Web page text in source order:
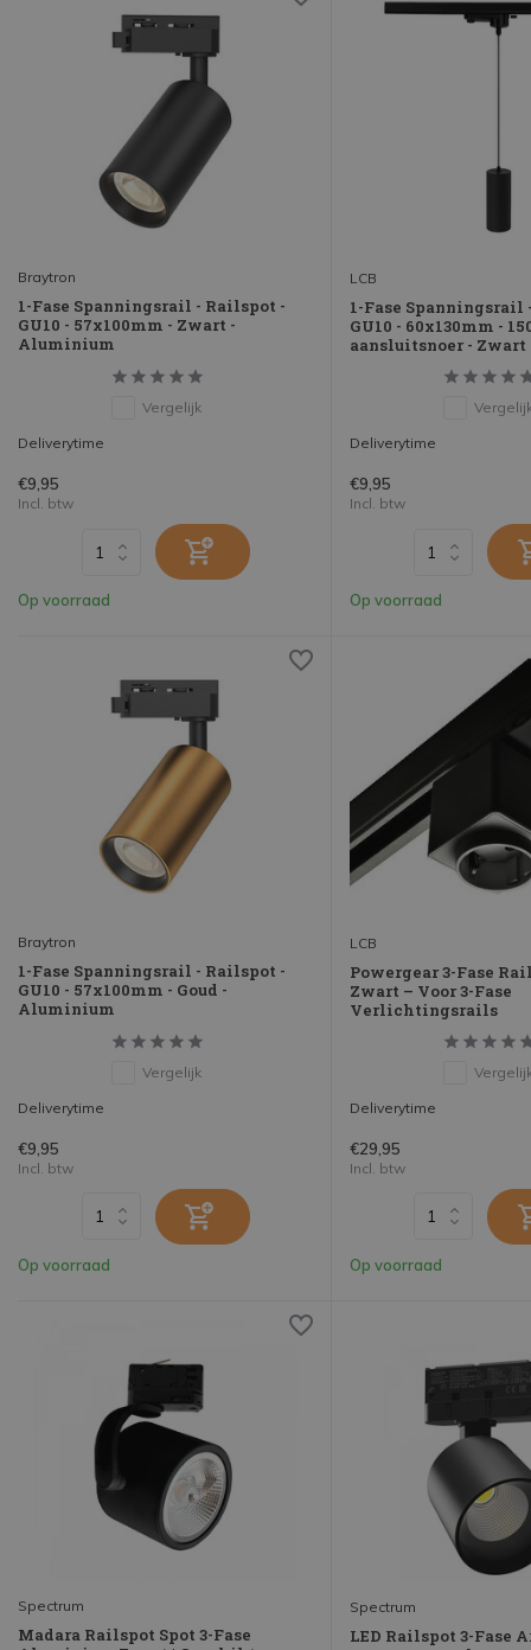
Braytron
1-Fase Spanningsrail - Railspot -
GU10 - 57x100mm - Zwart -
Aluminium
Vergelijk
Deliverytime
€9,95
Incl. btw
Op voorraad
LCB
1-Fase Spanningsrail
GU10 - 60x130mm -
aansluitsnoer -
Deliverytime
€9,95
Incl. btw
Op voorraad
Braytron
1-Fase Spanningsrail - Railspot -
GU10 - 57x100mm - Goud -
Aluminium
Vergelijk
Deliverytime
€9,95
Incl. btw
Op voorraad
LCB
Powergear 3-Fase
Zwart – Voor 3-Fase
Verlichtingsrails
Deliverytime
€29,95
Incl. btw
Op voorraad
Spectrum
Madara Railspot Spot 3-Fase
Spectrum
LED Railspot 3-Fase